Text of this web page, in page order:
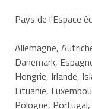
pour continuer à
l'expiration de la
Les services de
peuvent
Pays de l'Espace
Allemagne,
Danemark,
Hongrie, Irlande,
Lituanie,
Pologne, Portugal,